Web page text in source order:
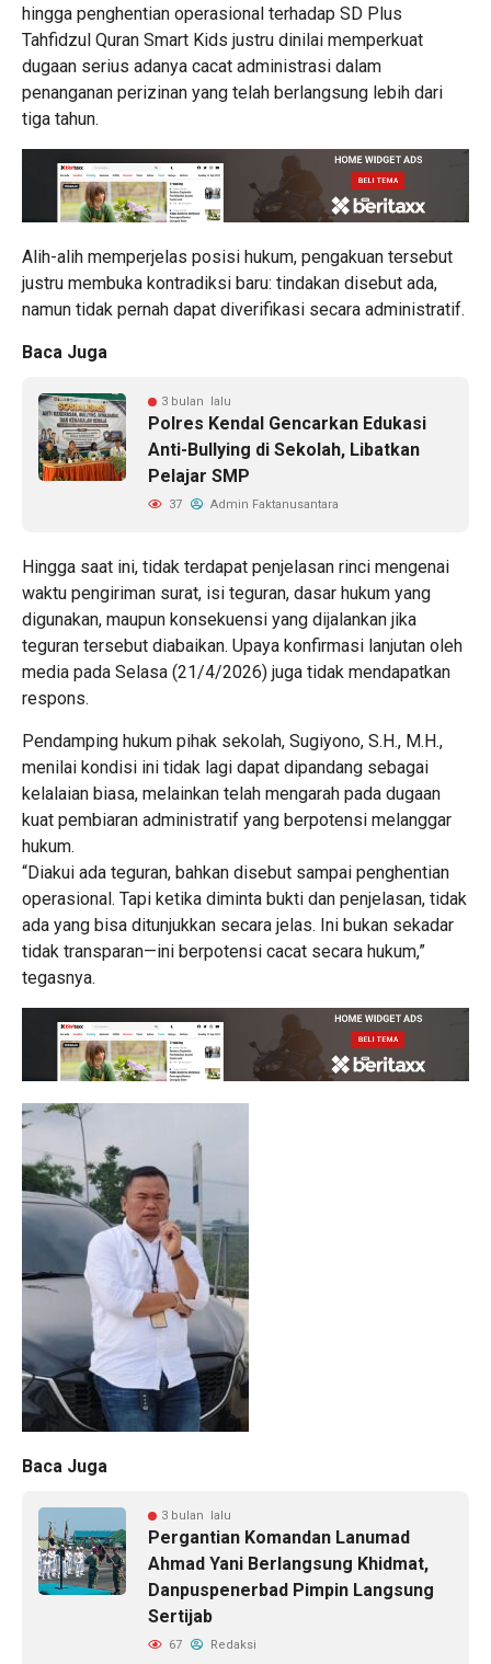
hingga penghentian operasional terhadap SD Plus
Tahfidzul Quran Smart Kids justru dinilai memperkuat
dugaan serius adanya cacat administrasi dalam
penanganan perizinan yang telah berlangsung lebih dari
tiga tahun.
Alih-alih memperjelas posisi hukum, pengakuan tersebut
justru membuka kontradiksi baru: tindakan disebut ada,
namun tidak pernah dapat diverifikasi secara administratif.
Baca Juga
3 bulan lalu
Polres Kendal Gencarkan Edukasi
Anti-Bullying di Sekolah, Libatkan
Pelajar SMP
37 Admin Faktanusantara
Hingga saat ini, tidak terdapat penjelasan rinci mengenai
waktu pengiriman surat, isi teguran, dasar hukum yang
digunakan, maupun konsekuensi yang dijalankan jika
teguran tersebut diabaikan. Upaya konfirmasi lanjutan oleh
media pada Selasa (21/4/2026) juga tidak mendapatkan
respons.
Pendamping hukum pihak sekolah, Sugiyono, S.H., M.H.,
menilai kondisi ini tidak lagi dapat dipandang sebagai
kelalaian biasa, melainkan telah mengarah pada dugaan
kuat pembiaran administratif yang berpotensi melanggar
hukum.
“Diakui ada teguran, bahkan disebut sampai penghentian
operasional. Tapi ketika diminta bukti dan penjelasan, tidak
ada yang bisa ditunjukkan secara jelas. Ini bukan sekadar
tidak transparan—ini berpotensi cacat secara hukum,”
tegasnya.
Baca Juga
3 bulan lalu
Pergantian Komandan Lanumad
Ahmad Yani Berlangsung Khidmat,
Danpuspenerbad Pimpin Langsung
Sertijab
67 Redaksi